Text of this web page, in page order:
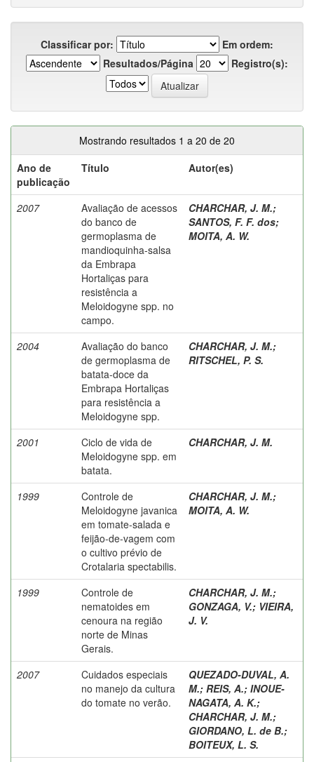
Classificar por:
Em ordem:
Resultados/Página
Registro(s):
Mostrando resultados 1 a 20 de 20
Ano de
publicação
Título Autor(es)
2007
Avaliação de acessos
do banco de
germoplasma de
mandioquinha-salsa
da Embrapa
Hortaliças para
resistência a
Meloidogyne spp. no
campo.
CHARCHAR, J. M.;
SANTOS, F. F. dos;
MOITA, A. W.
2004
Avaliação do banco
de germoplasma de
batata-doce da
Embrapa Hortaliças
para resistência a
Meloidogyne spp.
CHARCHAR, J. M.;
RITSCHEL, P. S.
2001
Ciclo de vida de
Meloidogyne spp. em
batata.
CHARCHAR, J. M.
1999
Controle de
Meloidogyne javanica
em tomate-salada e
feijão-de-vagem com
o cultivo prévio de
Crotalaria spectabilis.
CHARCHAR, J. M.;
MOITA, A. W.
1999
Controle de
nematoides em
cenoura na região
norte de Minas
Gerais.
CHARCHAR, J. M.;
GONZAGA, V.; VIEIRA,
J. V.
2007
Cuidados especiais
no manejo da cultura
do tomate no verão.
QUEZADO-DUVAL, A.
M.; REIS, A.; INOUE-
NAGATA, A. K.;
CHARCHAR, J. M.;
GIORDANO, L. de B.;
BOITEUX, L. S.